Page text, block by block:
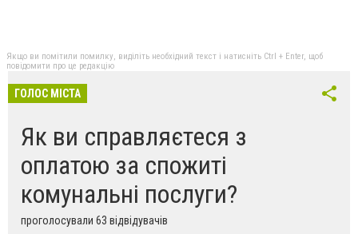
Якщо ви помітили помилку, виділіть необхідний текст і натисніть Ctrl + Enter, щоб
повідомити про це редакцію
ГОЛОС МІСТА
Як ви справляєтеся з
оплатою за спожиті
комунальні послуги?
проголосували 63 відвідувачів